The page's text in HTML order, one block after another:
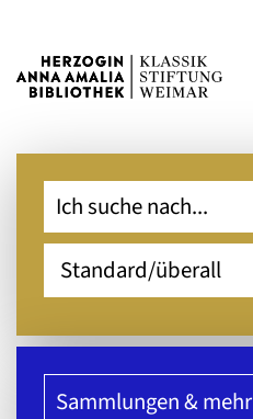
Sammlungen & mehr